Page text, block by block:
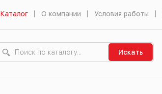
Каталог О компании Условия работы
Искать